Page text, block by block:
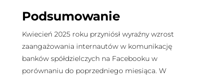
Podsumowanie
Kwiecień 2025 roku przyniósł wyraźny wzrost
zaangażowania internautów w komunikację
banków spółdzielczych na Facebooku w
porównaniu do poprzedniego miesiąca. W